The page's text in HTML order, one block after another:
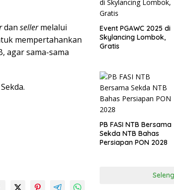
dan sellermelalui
mempertahankan
agar sama-sama
Event PGAWC 2025 di
Skylancing Lombok,
Gratis
PB FASI NTB Bersama
Sekda NTB Bahas
Persiapan PON 2028